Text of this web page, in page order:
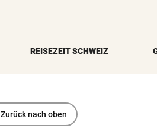
REISEZEIT SCHWEIZ
Zurück nach oben